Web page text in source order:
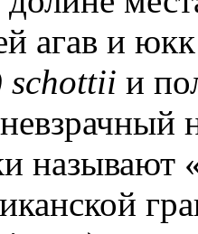
агав и
schottii и
называют